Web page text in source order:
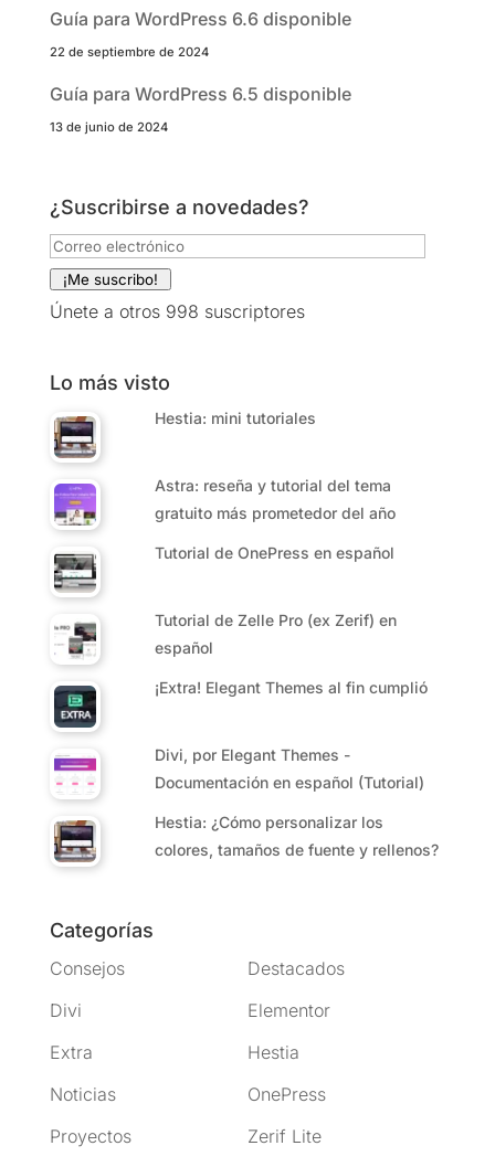
Guía para WordPress 6.6 disponible
22 de septiembre de 2024
Guía para WordPress 6.5 disponible
13 de junio de 2024
¿Suscribirse a novedades?
Correo
electrónico
¡Me suscribo!
Únete a otros 998 suscriptores
Lo más visto
Hestia: mini tutoriales
Astra: reseña y tutorial del tema
gratuito más prometedor del año
Tutorial de OnePress en español
Tutorial de Zelle Pro (ex Zerif) en
español
¡Extra! Elegant Themes al fin cumplió
Divi, por Elegant Themes -
Documentación en español (Tutorial)
Hestia: ¿Cómo personalizar los
colores, tamaños de fuente y rellenos?
Categorías
Consejos
Destacados
Divi
Elementor
Extra
Hestia
Noticias
OnePress
Proyectos
Zerif Lite